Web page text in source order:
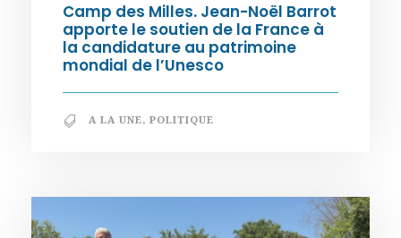
Camp des Milles. Jean-Noël Barrot
apporte le soutien de la France à
la candidature au patrimoine
mondial de l’Unesco
A LA UNE, POLITIQUE